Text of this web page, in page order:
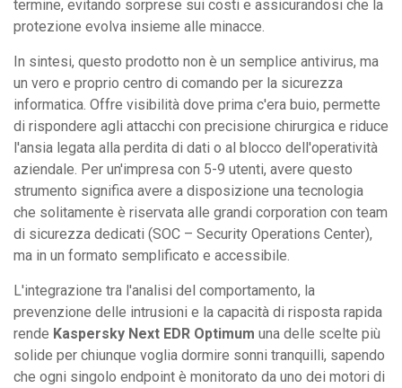
termine, evitando sorprese sui costi e assicurandosi che la
protezione evolva insieme alle minacce.
In sintesi, questo prodotto non è un semplice antivirus, ma
un vero e proprio centro di comando per la sicurezza
informatica. Offre visibilità dove prima c'era buio, permette
di rispondere agli attacchi con precisione chirurgica e riduce
l'ansia legata alla perdita di dati o al blocco dell'operatività
aziendale. Per un'impresa con 5-9 utenti, avere questo
strumento significa avere a disposizione una tecnologia
che solitamente è riservata alle grandi corporation con team
di sicurezza dedicati (SOC – Security Operations Center),
ma in un formato semplificato e accessibile.
L'integrazione tra l'analisi del comportamento, la
prevenzione delle intrusioni e la capacità di risposta rapida
rende Kaspersky Next EDR Optimum una delle scelte più
solide per chiunque voglia dormire sonni tranquilli, sapendo
che ogni singolo endpoint è monitorato da uno dei motori di